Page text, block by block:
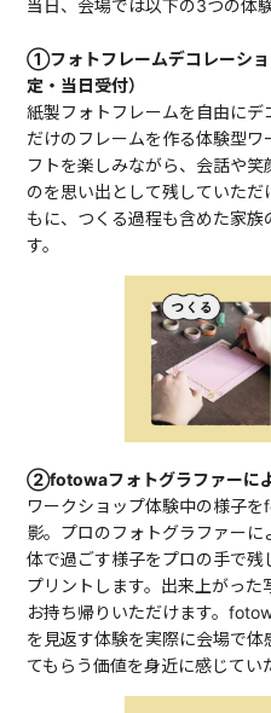
当日、会場では以下の3つの体
①フォトフレームデコレーシ
定・当日受付）
紙製フォトフレームを自由に
だけのフレームを作る体験型
フトを楽しみながら、会話や
のを思い出として残していた
もに、つくる過程も含めた家
す。
②fotowaフォトグラファーに
ワークショップ体験中の様子
影。プロのフォトグラファー
体で過ごす様子をプロの手で
プリントします。出来上がっ
お持ち帰りいただけます。
を見返す体験を実際に会場で
てもらう価値を身近に感じてい